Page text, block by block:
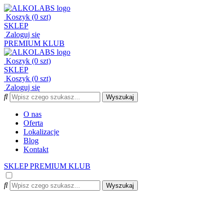
Koszyk (0 szt)
SKLEP
Zaloguj się
PREMIUM KLUB
Koszyk (0 szt)
SKLEP
Koszyk (0 szt)
Zaloguj się
O nas
Oferta
Lokalizacje
Blog
Kontakt
SKLEPPREMIUM KLUB